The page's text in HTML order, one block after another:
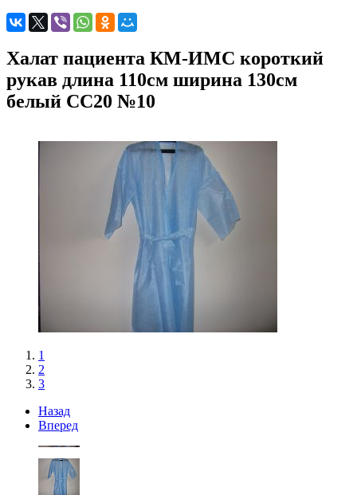
Халат пациента КМ-ИМС короткий
рукав длина 110см ширина 130см
белый СС20 №10
1
2
3
Назад
Вперед